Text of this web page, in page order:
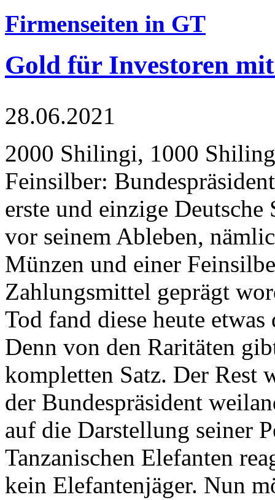
Firmenseiten in GT
Gold für Investoren
28.06.2021
2000 Shilingi, 1000
Feinsilber:
erste und einzige Deutsche
vor seinem Ableben,
Münzen und einer
Zahlungsmittel geprägt
Tod fand diese heute
Denn von den Raritäten
kompletten Satz. Der Rest
der Bundespräsident
auf die Darstellung seiner
Tanzanischen Elefanten
kein Elefantenjäger. Nun